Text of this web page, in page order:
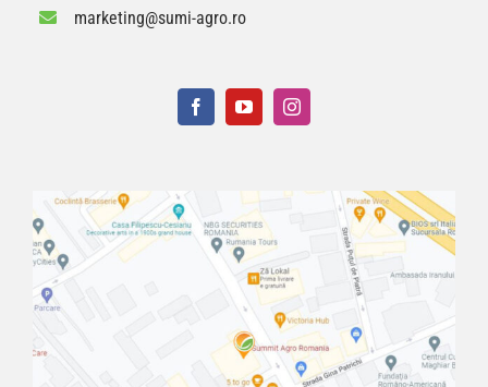
marketing@sumi-agro.ro